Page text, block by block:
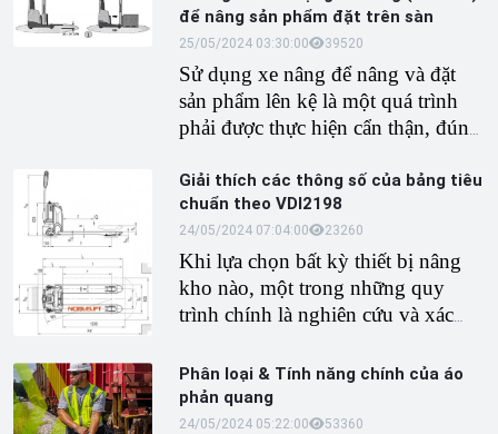
nâng khác, bao gồm nâng, di
chuyển và xếp dỡ hàng hóa trong
môi trường công nghiệp.
để nâng sản phẩm đặt trên sàn
25/05/2024 03:30:00 39520
Sử dụng xe nâng để nâng và đặt
sản phẩm lên kệ là một quá trình
phải được thực hiện cẩn thận, đúng
những tai nạn, rủi ro có thể xảy ra
tại nơi làm việc.
Giải thích các thông số của bảng tiêu
chuẩn theo VDI2198
24/05/2024 07:04:00 23260
Khi lựa chọn bất kỳ thiết bị nâng
kho nào, một trong những quy
trình chính là nghiên cứu và xác
thuật chính. Trong thế giới thiết bị
kho bãi, các thông số kỹ thuật
được tổ chức theo tiêu chuẩn
Phân loại & Tính năng chính của áo
phản quang
24/05/2024 05:22:00 53360